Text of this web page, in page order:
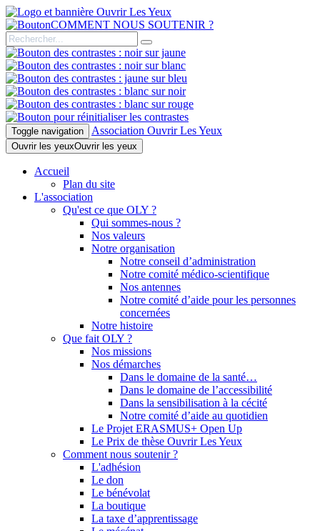
COMMENT NOUS SOUTENIR ?
Toggle navigation Association Ouvrir Les Yeux
Ouvrir les yeuxOuvrir les yeux
Accueil
Plan du site
L'association
Qu'est ce que OLY ?
Qui sommes-nous ?
Nos valeurs
Notre organisation
Notre conseil d’administration
Notre comité médico-scientifique
Nos antennes
Notre comité d’aide pour les personnes
concernées
Notre histoire
Que fait OLY ?
Nos missions
Nos démarches
Dans le domaine de la santé…
Dans le domaine de l’accessibilité
Dans la sensibilisation à la cécité
Notre comité d’aide au quotidien
Le Projet ERASMUS+ Open Up
Le Prix de thèse Ouvrir Les Yeux
Comment nous soutenir ?
L'adhésion
Le don
Le bénévolat
La boutique
La taxe d’apprentissage